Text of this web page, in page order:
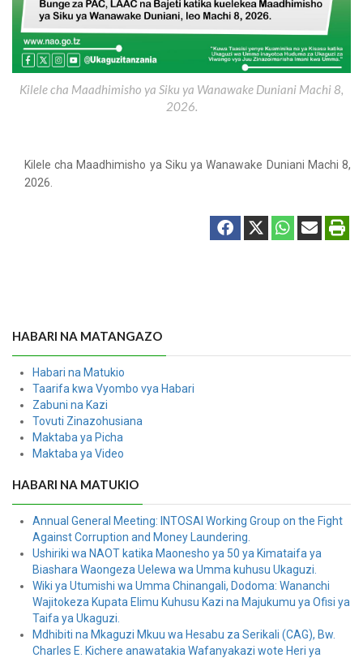
Kilele cha Maadhimisho ya Siku ya Wanawake Duniani Machi 8,
2026.
Kilele cha Maadhimisho ya Siku ya Wanawake Duniani Machi 8,
2026.
HABARI NA MATANGAZO
Habari na Matukio
Taarifa kwa Vyombo vya Habari
Zabuni na Kazi
Tovuti Zinazohusiana
Maktaba ya Picha
Maktaba ya Video
HABARI NA MATUKIO
Annual General Meeting: INTOSAI Working Group on the Fight
Against Corruption and Money Laundering.
Ushiriki wa NAOT katika Maonesho ya 50 ya Kimataifa ya
Biashara Waongeza Uelewa wa Umma kuhusu Ukaguzi.
Wiki ya Utumishi wa Umma Chinangali, Dodoma: Wananchi
Wajitokeza Kupata Elimu Kuhusu Kazi na Majukumu ya Ofisi ya
Taifa ya Ukaguzi.
Mdhibiti na Mkaguzi Mkuu wa Hesabu za Serikali (CAG), Bw.
Charles E. Kichere anawatakia Wafanyakazi wote Heri ya